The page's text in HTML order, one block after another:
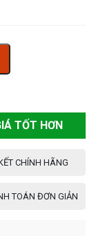
TỐT HƠN
CHÍNH HÃNG
TOÁN ĐƠN GIẢN